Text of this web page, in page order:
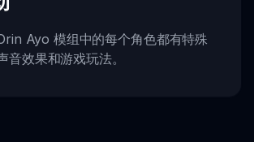
Ayo 模组中的每个角色都有特殊
音效果和游戏玩法。